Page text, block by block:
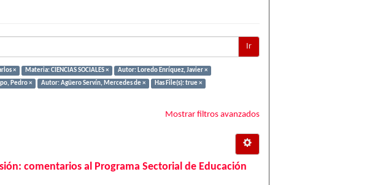
Ir
× Materia: CIENCIAS SOCIALES ×
Autor: Loredo Enríquez, Javier ×
Pedro × Autor: Agüero Servín, Mercedes de ×
Has File(s): true ×
Mostrar filtros avanzados
comentarios al Programa Sectorial de Educación